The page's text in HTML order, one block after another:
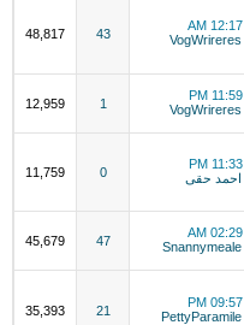
12:17 AM
VogWrireres
43
48,817
11:59 PM
VogWrireres
1
12,959
11:33 PM
احمد حقى 0
11,759
02:29 AM
Snannymeale
47
45,679
09:57 PM
PettyParamile
21
35,393